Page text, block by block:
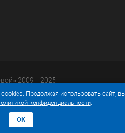
2009—2025
Россия, г. Смоленск, ул.
Продолжая использовать сайт,
конфиденциальности.
ОК